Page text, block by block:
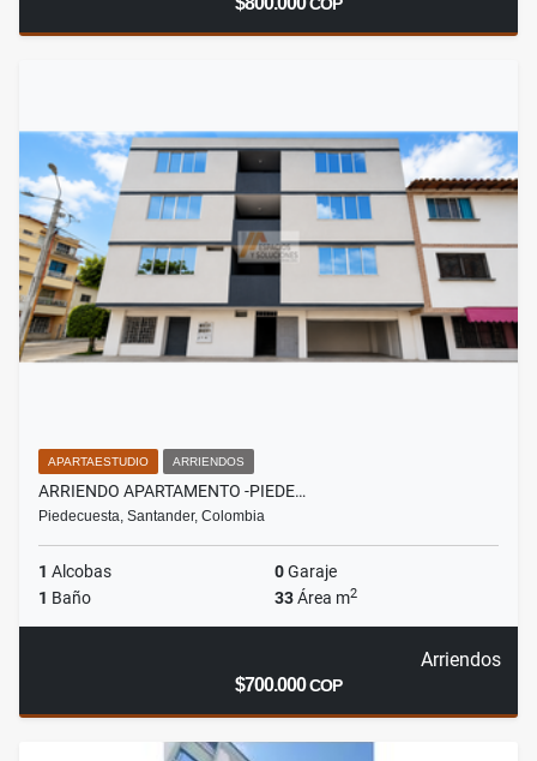
APARTAESTUDIO ARRIENDOS
ARRIENDO APARTAMENTO -PIEDE…
Piedecuesta, Santander, Colombia
1 Alcobas 0Garaje
1 Baño 33Área m2
Arriendos
$700.000COP